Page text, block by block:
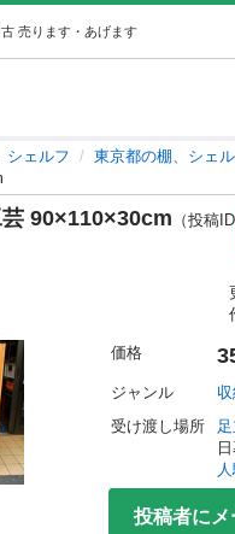
売ります・あげます
シェルフ 東京都の棚、シェ
90×110×30cm （投稿ID
価格
ジャンル
受け渡し場所
投稿者に